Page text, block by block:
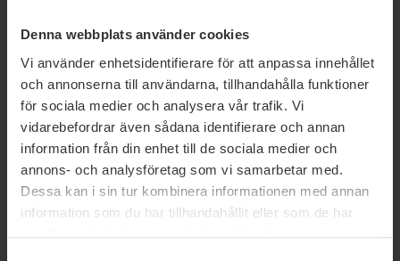
Denna webbplats använder cookies
Vi använder enhetsidentifierare för att anpassa innehållet
och annonserna till användarna, tillhandahålla funktioner
för sociala medier och analysera vår trafik. Vi
vidarebefordrar även sådana identifierare och annan
information från din enhet till de sociala medier och
annons- och analysföretag som vi samarbetar med.
Dessa kan i sin tur kombinera informationen med annan
information som du har tillhandahållit eller som de har
Underrede R82 Multi Frame:x
Multi Frame:x är ett stabilt och lättmanövrerat underrede med